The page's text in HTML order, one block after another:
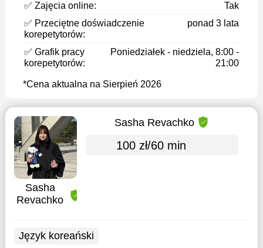
✅ Zajęcia online:
Tak
✅ Przeciętne doświadczenie
korepetytorów:
ponad 3 lata
✅ Grafik pracy
korepetytorów:
Poniedziałek - niedziela, 8:00 -
21:00
*Cena aktualna na Sierpień 2026
Sasha
Revachko
Sasha Revachko
100 zł/60 min
Język koreański